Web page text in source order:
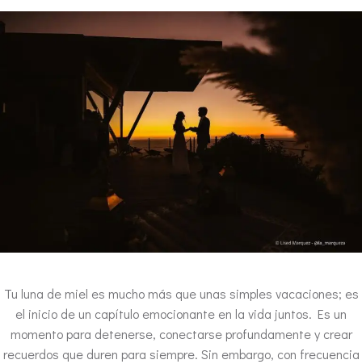
Tu luna de miel es mucho más que unas simples vacaciones; es
el inicio de un capítulo emocionante en la vida juntos. Es un
momento para detenerse, conectarse profundamente y crear
recuerdos que duren para siempre. Sin embargo, con frecuencia